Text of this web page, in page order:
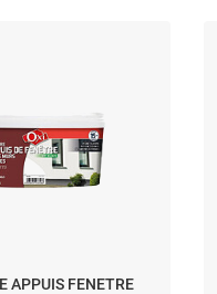
APPUIS FENETRE